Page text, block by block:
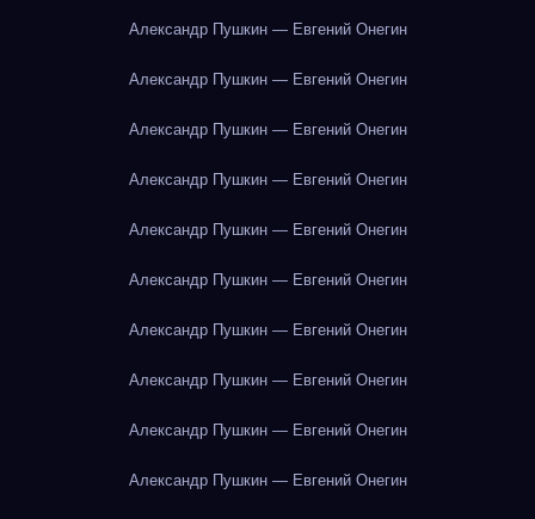
Александр Пушкин — Евгений Онегин
Александр Пушкин — Евгений Онегин
Александр Пушкин — Евгений Онегин
Александр Пушкин — Евгений Онегин
Александр Пушкин — Евгений Онегин
Александр Пушкин — Евгений Онегин
Александр Пушкин — Евгений Онегин
Александр Пушкин — Евгений Онегин
Александр Пушкин — Евгений Онегин
Александр Пушкин — Евгений Онегин